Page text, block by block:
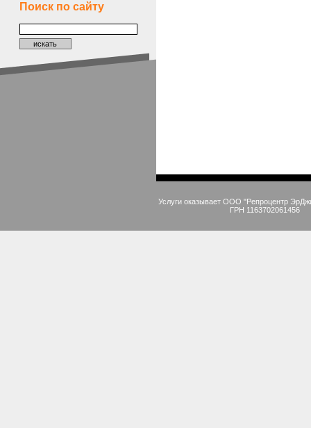
Поиск по сайту
Услуги оказывает ООО "Репроцентр
ГРН 1163702061456